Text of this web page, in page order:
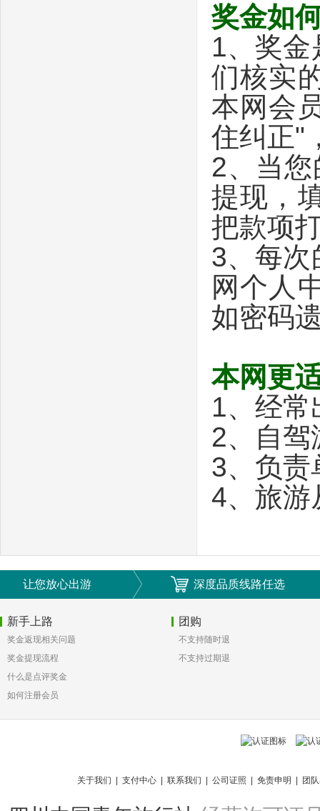
奖金如
1、奖
们核实
本网会
住纠正"
2、当
提现，
把款项
3、每次
网个人
如密码
本网更
1、经常
2、自驾
3、负责
4、旅游
让您放心出游 深度品质线路任选
新手上路
奖金返现相关问题
奖金提现流程
什么是点评奖金
如何注册会员
团购
不支持随时退
不支持过期退
关于我们 | 支付中心 | 联系我们 | 公司证照 | 免责申明 | 团